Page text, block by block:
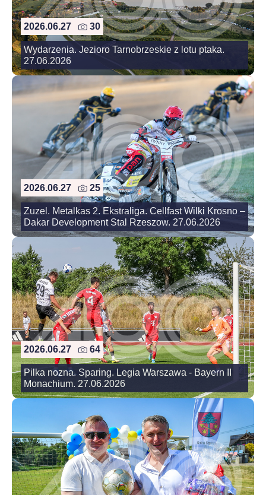
2026.06.27 30
Wydarzenia. Jezioro Tarnobrzeskie z lotu ptaka.
27.06.2026
2026.06.27 25
Zuzel. Metalkas 2. Ekstraliga. Cellfast Wilki Krosno –
Dakar Development Stal Rzeszow. 27.06.2026
2026.06.27 64
Pilka nozna. Sparing. Legia Warszawa - Bayern II
Monachium. 27.06.2026